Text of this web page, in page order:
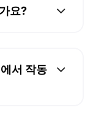
요?
서 작동